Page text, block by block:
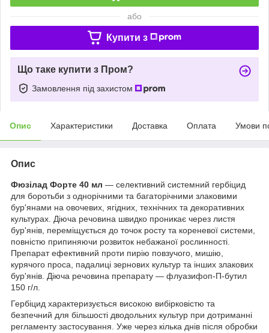
або
Купити з
Що таке купити з Пром?
Замовлення під захистом
Опис Характеристики Доставка Оплата Умови
Опис
Фюзілад Форте 40 мл — селективний системний гербіцид
для боротьби з однорічними та багаторічними злаковими
бур'янами на овочевих, ягідних, технічних та декоративних
культурах. Діюча речовина швидко проникає через листя
бур'янів, переміщується до точок росту та кореневої системи,
повністю припиняючи розвиток небажаної рослинності.
Препарат ефективний проти пирію повзучого, мишію,
курячого проса, падалиці зернових культур та інших злакових
бур'янів. Діюча речовина препарату — флуазифоп-П-бутил
150 г/л.
Гербіцид характеризується високою вибірковістю та
безпечний для більшості дводольних культур при дотриманні
регламенту застосування. Уже через кілька днів після обробки